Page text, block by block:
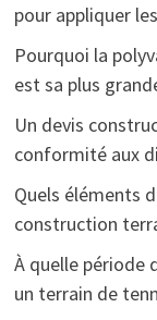
pour appliquer
Pourquoi la
est sa plus
Un devis
conformité aux
Quels éléments
construction
À quelle période
un terrain de